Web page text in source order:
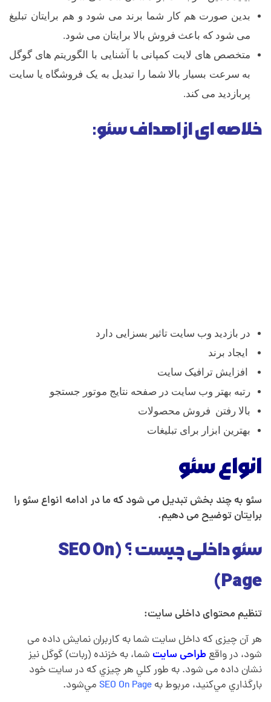
بدین صورت هم کار شما برند می شود و هم برایتان تبلیغ
می شود که باعث فروش بالا برایتان می شود.
متخصص های لایت کمپانی با آشنایی با الگوریتم های گوگل
به سرعت بسیار بالا شما را تبدیل به یک فروشگاه یا سایت
پربازدید می کند.
خلاصه ای از اهداف سئو:
در بازدید وب سایت تاثیر بسزایی دارد
ایجاد برند
افزایش ترافیک سایت
رتبه بهتر وب سایت در صفحه نتایج موتور جستجو
بالا رفتن فروش محصولات
بهترین ابزار برای تبلیغات
انواع سئو
سئو به چند بخش تبدیل می شود که ما در ادامه انواع سئو را
برایتان توضیح می دهیم.
سئو داخلی چیست ؟ (SEO On
Page)
تنظیم محتوای داخلی سایت:
هر آن چیزی که داخل سایت شما به کاربران نمایش داده می
شود، در واقعطراحی سایتشما، به خزنده (ربات) گوگل نیز
نشان داده می شود. به طور کلي هر چيزي که در سايت خود
بارگذاري مي‌کنيد، مربوط به
مي‌شود.